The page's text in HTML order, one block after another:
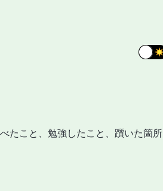
たこと、勉強したこと、躓いた箇所